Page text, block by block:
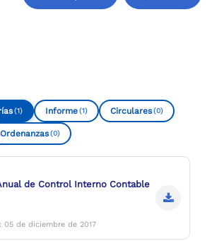
(1) Informe(1) Circulares(0)
Ordenanzas(0)
de Control Interno Contable
05 de diciembre de 2017